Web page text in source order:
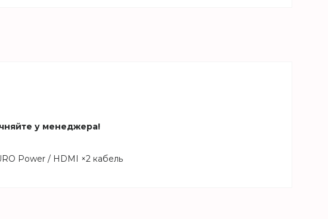
у менеджера!
Power / HDMI ×2 кабель